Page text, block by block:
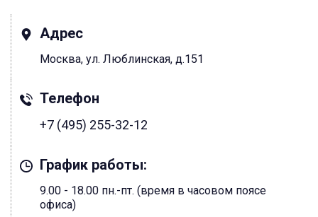
Адрес
Москва, ул. Люблинская, д.151
Телефон
+7 (495) 255-32-12
График работы:
9.00 - 18.00 пн.-пт. (время в часовом поясе
офиса)